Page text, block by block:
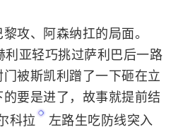
攻、阿森纳扛的局面。
利亚轻巧挑过萨利巴后一路
被斯凯利蹭了一下砸在立
要是进了，故事就提前结
科拉 左路生吃防线突入